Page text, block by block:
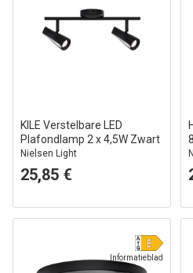
KILE Verstelbare LED
Plafondlamp 2 x 4,5W Zwart
Nielsen Light
25,85 €
Informatieblad